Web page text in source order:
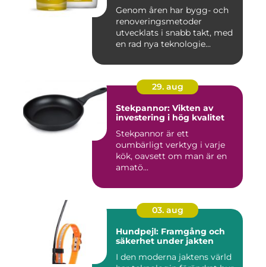
Genom åren har bygg- och
renoveringsmetoder
utvecklats i snabb takt, med
en rad nya teknologie...
29. aug
Stekpannor: Vikten av
investering i hög kvalitet
Stekpannor är ett
oumbärligt verktyg i varje
kök, oavsett om man är en
amatö...
03. aug
Hundpejl: Framgång och
säkerhet under jakten
I den moderna jaktens värld